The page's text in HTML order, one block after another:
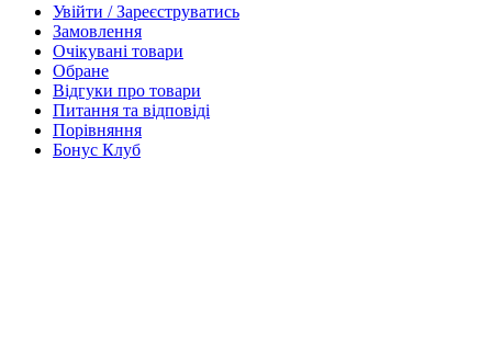
Увійти / Зареєструватись
Замовлення
Очікувані товари
Обране
Відгуки про товари
Питання та відповіді
Порівняння
Бонус Клуб